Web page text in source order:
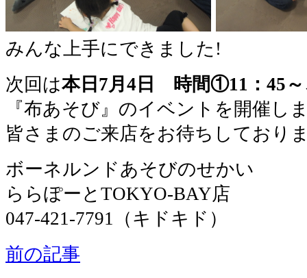
みんな上手にできました!
次回は本日7月4日 時間①11：45～
『布あそび』のイベントを開催し
皆さまのご来店をお待ちしており
ボーネルンドあそびのせかい
ららぽーとTOKYO-BAY店
047-421-7791（キドキド）
前の記事